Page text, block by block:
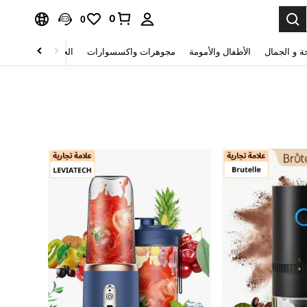
0
0
و الجمال الأطفال والأمومة مجوهرات واكسسوارات الحقائب والأمتعة